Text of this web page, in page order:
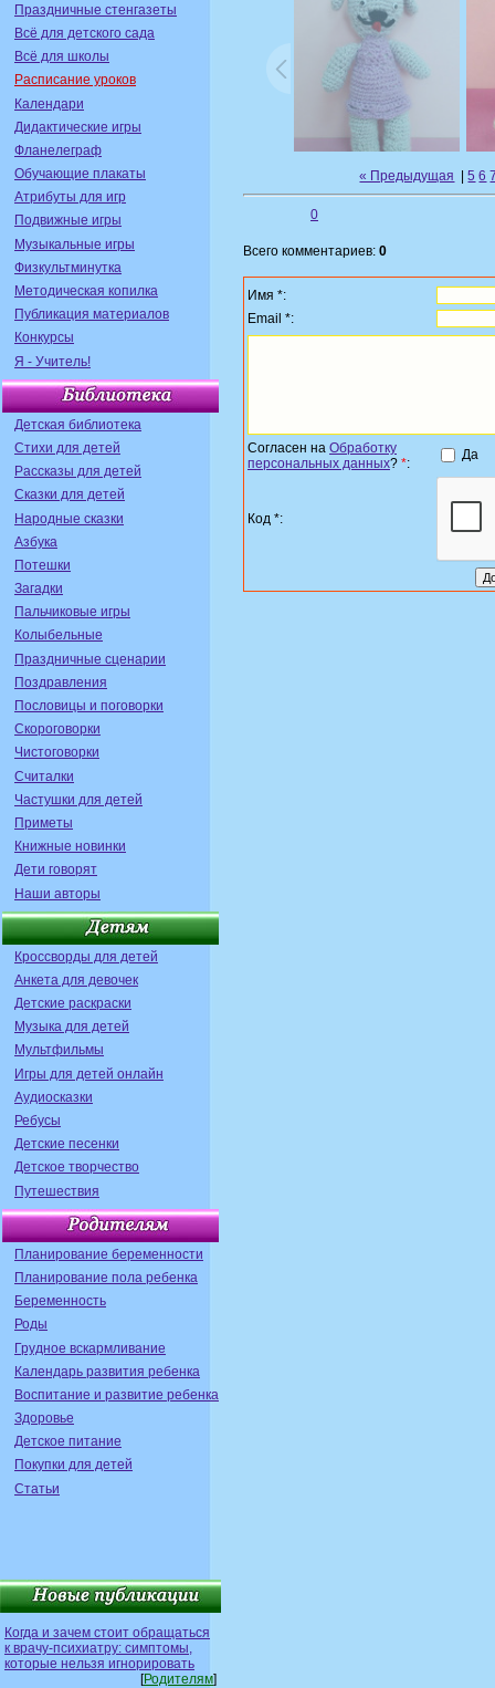
Праздничные стенгазеты
Всё для детского сада
Всё для школы
Расписание уроков
Календари
Дидактические игры
Фланелеграф
Обучающие плакаты
Атрибуты для игр
Подвижные игры
Музыкальные игры
Физкультминутка
Методическая копилка
Публикация материалов
Конкурсы
Я - Учитель!
Детская библиотека
Стихи для детей
Рассказы для детей
Сказки для детей
Народные сказки
Азбука
Потешки
Загадки
Пальчиковые игры
Колыбельные
Праздничные сценарии
Поздравления
Пословицы и поговорки
Скороговорки
Чистоговорки
Считалки
Частушки для детей
Приметы
Книжные новинки
Дети говорят
Наши авторы
Кроссворды для детей
Анкета для девочек
Детские раскраски
Музыка для детей
Мультфильмы
Игры для детей онлайн
Аудиосказки
Ребусы
Детские песенки
Детское творчество
Путешествия
Планирование беременности
Планирование пола ребенка
Беременность
Роды
Грудное вскармливание
Календарь развития ребенка
Воспитание и развитие ребенка
Здоровье
Детское питание
Покупки для детей
Статьи
Когда и зачем стоит обращаться
к врачу-психиатру: симптомы,
которые нельзя игнорировать
[Родителям]
« Предыдущая |5 6
0
Всего комментариев: 0
Имя *:
Email *:
Согласен на Обработку
персональных данных? *:
Да
Код *: